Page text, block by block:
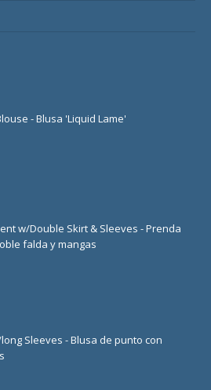
- Blusa 'Liquid Lame'
w/Double Skirt & Sleeves - Prenda
falda y mangas
Sleeves - Blusa de punto con